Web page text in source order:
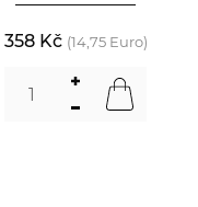
358 Kč (14,75 Euro)